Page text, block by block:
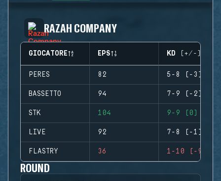
RAZAH COMPANY
GIOCATORE EPS KD (+/-)
PERES 82 5-8 (-3)
BASSETTO 94 7-9 (-2)
STK 104 9-9 (0)
LIVE 92 7-8 (-1)
FLASTRY 36 1-10 (-9)
ROUND